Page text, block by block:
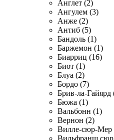
Англет (2)
Ангулем (3)
Анже (2)
Антиб (5)
Бандоль (1)
Баржемон (1)
Биарриц (16)
Биот (1)
Блуа (2)
Бордо (7)
Брив-ла-Гайярд
Бюжа (1)
Вальбонн (1)
Вернон (2)
Вилле-сюр-Мер
Вильфранш сюр